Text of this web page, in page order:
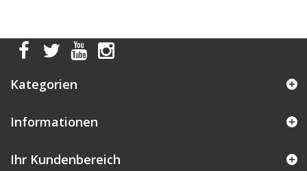
Kategorien
Informationen
Ihr Kundenbereich